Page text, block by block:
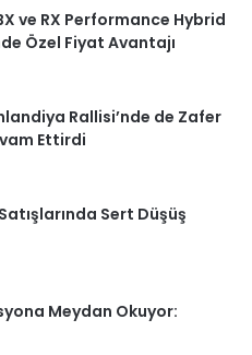
ve RX Performance Hybrid
Özel Fiyat Avantajı
Rallisi’nde de Zafer
Ettirdi
Sert Düşüş
Meydan Okuyor: